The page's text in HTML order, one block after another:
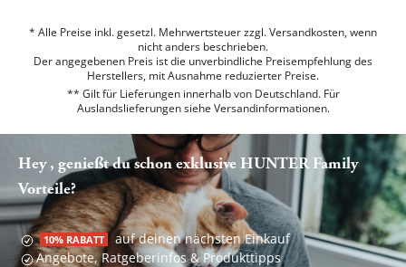
* Alle Preise inkl. gesetzl. Mehrwertsteuer zzgl. Versandkosten, wenn
nicht anders beschrieben.
Der angegebenen Preis ist die unverbindliche Preisempfehlung des
Herstellers, mit Ausnahme reduzierter Preise.
** Gilt für Lieferungen innerhalb von Deutschland. Für
Auslandslieferungen siehe Versandinformationen.
Hey , genießt du schon exklusive HUNTER Family
Vorteile?
10% RABATT auf deinen nächsten Einkauf
Angebote, Ratgeberinfos & Produkttipps